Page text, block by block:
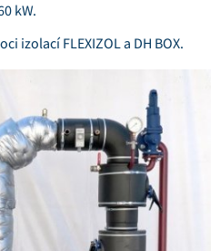
kW.
izolací FLEXIZOL a DH BOX.